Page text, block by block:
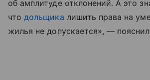
об амплитуде отклонений. А это
чтодольщика лишить права на
жилья не допускается», —